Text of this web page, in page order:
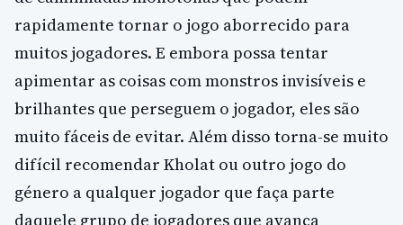
rapidamente tornar o jogo aborrecido para
muitos jogadores. E embora possa tentar
apimentar as coisas com monstros invisíveis e
brilhantes que perseguem o jogador, eles são
muito fáceis de evitar. Além disso torna-se muito
difícil recomendar Kholat ou outro jogo do
género a qualquer jogador que faça parte
daquele grupo de jogadores que avança